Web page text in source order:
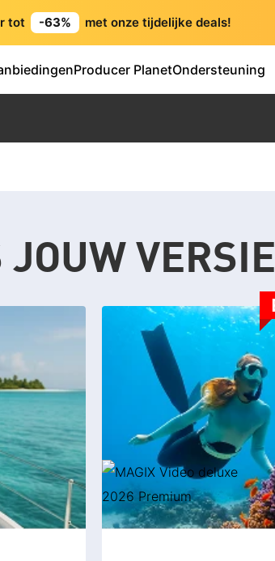
tot -63% met onze tijdelijke deals!
Producer PlanetOndersteuning
JOUW VERSIE